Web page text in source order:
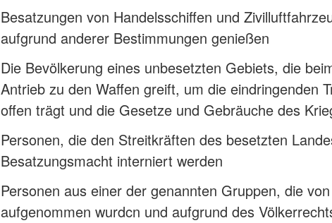
Besatzungen von Handelsschiffen und
aufgrund anderer Bestimmungen genießen
Die Bevölkerung eines unbesetzten Gebiets, die
Antrieb zu den Waffen greift, um die eindringenden
offen trägt und die Gesetze und Gebräuche des
Personen, die den Streitkräften des besetzten
Besatzungsmacht interniert werden
Personen aus einer der genannten Gruppen, die
aufgenommen wurdcn und aufgrund des